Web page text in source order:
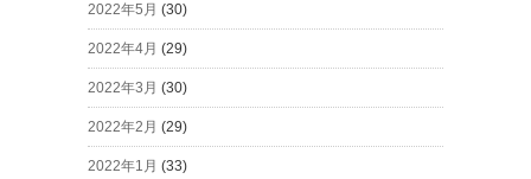
2022年5月 (30)
2022年4月 (29)
2022年3月 (30)
2022年2月 (29)
2022年1月 (33)